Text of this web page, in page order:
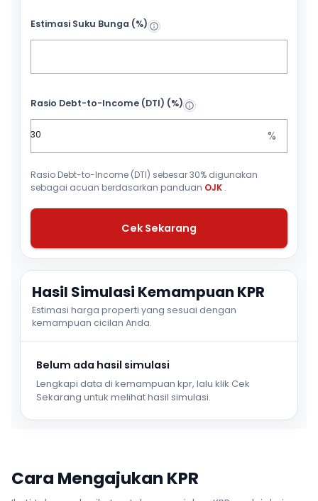
Estimasi Suku Bunga (%)
Rasio Debt-to-Income (DTI) (%)
%
Rasio Debt-to-Income (DTI) sebesar 30% digunakan
sebagai acuan berdasarkan panduan OJK .
Cek Sekarang
Hasil Simulasi Kemampuan KPR
Estimasi harga properti yang sesuai dengan
kemampuan cicilan Anda.
Belum ada hasil simulasi
Lengkapi data di kemampuan kpr, lalu klik Cek
Sekarang untuk melihat hasil simulasi.
Cara Mengajukan KPR